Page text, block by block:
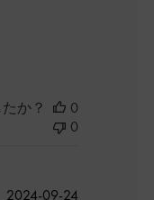
か？
0
0
公
2024-09-24